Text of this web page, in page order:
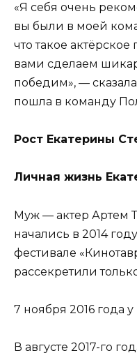
«Я себя очень
вы были в моей
что такое
вами сделаем
победим», —
пошла в команду
Рост Екатерины
Личная жизнь
Муж — актер Артем
начались в 2014
фестивале
рассекретили
7 ноября 2016 года
В августе 2017-го